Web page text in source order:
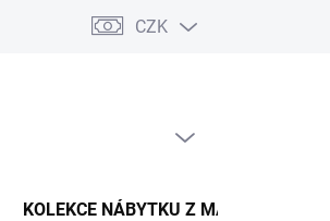
údajů Pojištění zásilky
CZK
KOLEKCE NÁBYTKU Z MASIVU